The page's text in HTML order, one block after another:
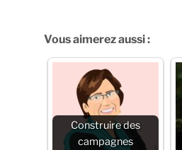
Vous aimerez aussi :
Construire des
campagnes